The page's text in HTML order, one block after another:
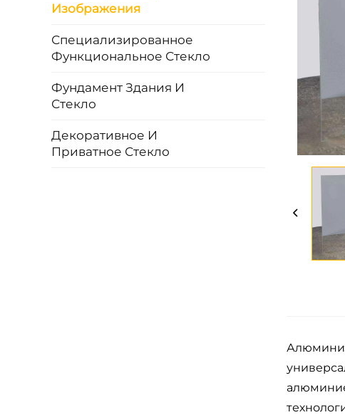
Изображения
Специализированное
Функциональное Стекло
Фундамент Здания И
Стекло
Декоративное И
Приватное Стекло